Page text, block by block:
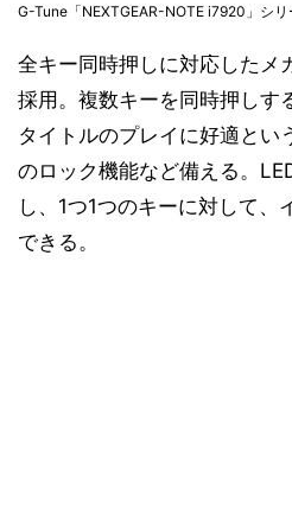
G-Tune「NEXTGEAR-NOTE i7920」シリ
全キー同時押しに対応したメ
採用。複数キーを同時押しす
タイトルのプレイに好適と
のロック機能など備える。
し、1つ1つのキーに対して、
できる。